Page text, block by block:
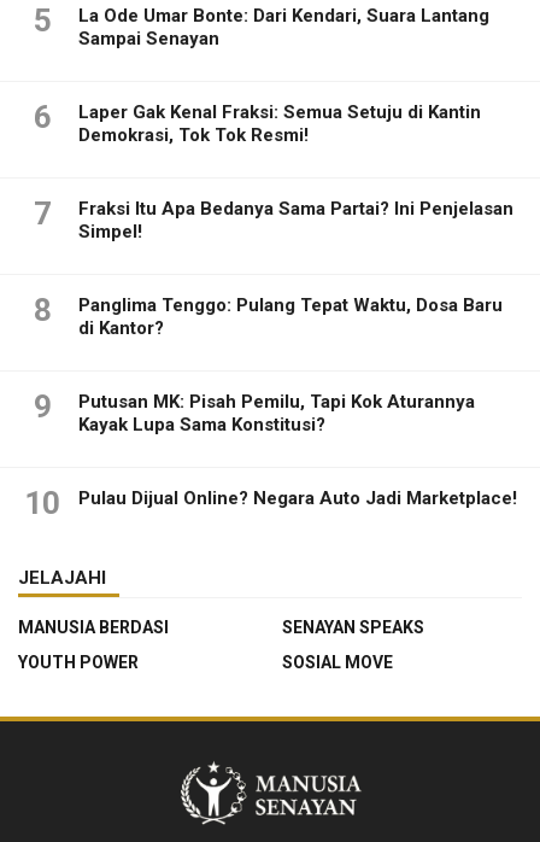
5
La Ode Umar Bonte: Dari Kendari, Suara Lantang
Sampai Senayan
6
Laper Gak Kenal Fraksi: Semua Setuju di Kantin
Demokrasi, Tok Tok Resmi!
7
Fraksi Itu Apa Bedanya Sama Partai? Ini Penjelasan
Simpel!
8
Panglima Tenggo: Pulang Tepat Waktu, Dosa Baru
di Kantor?
9
Putusan MK: Pisah Pemilu, Tapi Kok Aturannya
Kayak Lupa Sama Konstitusi?
10 Pulau Dijual Online? Negara Auto Jadi Marketplace!
JELAJAHI
MANUSIA BERDASI
SENAYAN SPEAKS
YOUTH POWER
SOSIAL MOVE